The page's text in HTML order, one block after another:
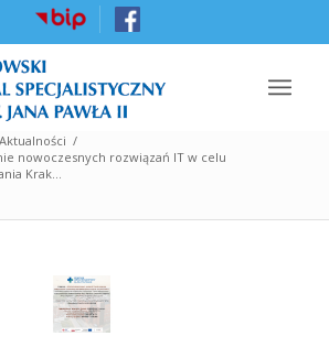
Aktualności /
nowoczesnych rozwiązań IT w celu
Krak...